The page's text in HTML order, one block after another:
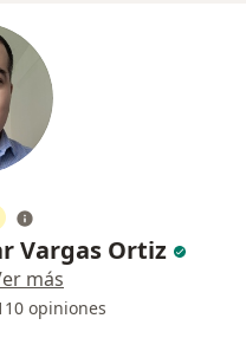
Vargas Ortiz
más
opiniones